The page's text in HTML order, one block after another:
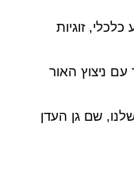
זוגיות
ניצוץ האור
שם גן העדן